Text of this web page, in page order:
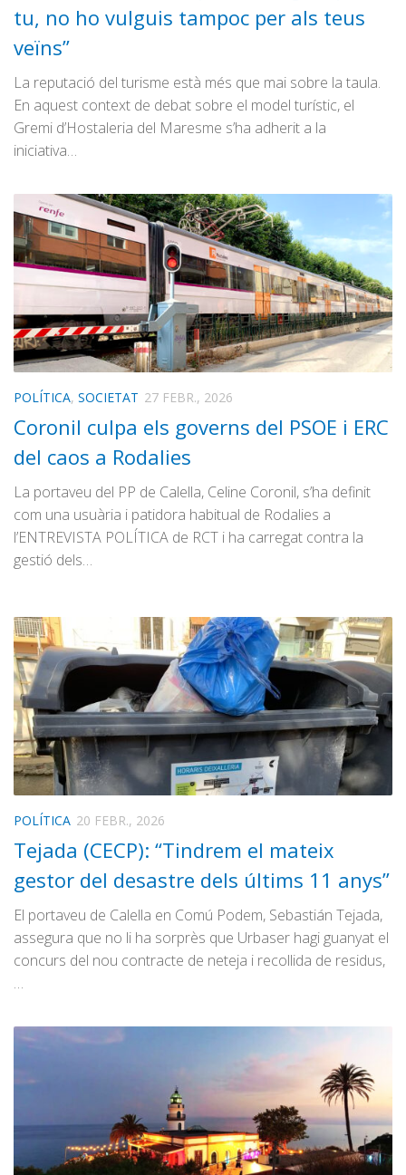
tu, no ho vulguis tampoc per als teus
veïns”
La reputació del turisme està més que mai sobre la taula.
En aquest context de debat sobre el model turístic, el
Gremi d’Hostaleria del Maresme s’ha adherit a la
iniciativa…
POLÍTICA, SOCIETAT 27 FEBR., 2026
Coronil culpa els governs del PSOE i ERC
del caos a Rodalies
La portaveu del PP de Calella, Celine Coronil, s’ha definit
com una usuària i patidora habitual de Rodalies a
l’ENTREVISTA POLÍTICA de RCT i ha carregat contra la
gestió dels…
POLÍTICA 20 FEBR., 2026
Tejada (CECP): “Tindrem el mateix
gestor del desastre dels últims 11 anys”
El portaveu de Calella en Comú Podem, Sebastián Tejada,
assegura que no li ha sorprès que Urbaser hagi guanyat el
concurs del nou contracte de neteja i recollida de residus,
…